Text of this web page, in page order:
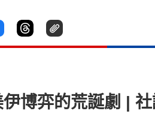
博弈的荒誕劇 |